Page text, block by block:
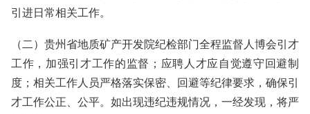
引进日常相关工作。
（二）贵州省地质矿产开发院纪检部门全程监督人博会引才
工作，加强引才工作的监督；应聘人才应自觉遵守回避制
度；相关工作人员严格落实保密、回避等纪律要求，确保引
才工作公正、公平。如出现违纪违规情况，一经发现，将严